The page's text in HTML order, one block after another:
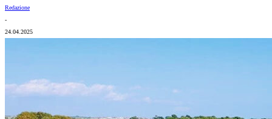
Redazione
-
24.04.2025